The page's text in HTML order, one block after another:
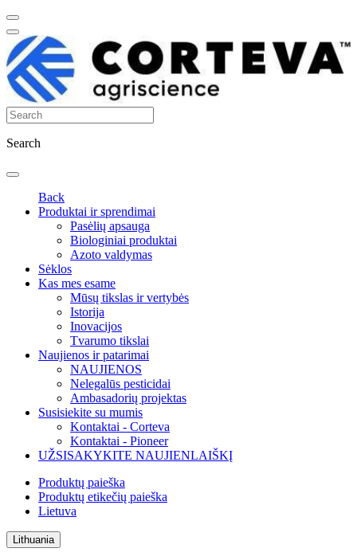
Search
Back
Produktai ir sprendimai
Pasėlių apsauga
Biologiniai produktai
Azoto valdymas
Sėklos
Kas mes esame
Mūsų tikslas ir vertybės
Istorija
Inovacijos
Tvarumo tikslai
Naujienos ir patarimai
NAUJIENOS
Nelegalūs pesticidai
Ambasadorių projektas
Susisiekite su mumis
Kontaktai - Corteva
Kontaktai - Pioneer
UŽSISAKYKITE NAUJIENLAIŠKĮ
Produktų paieška
Produktų etikečių paieška
Lietuva
Lithuania